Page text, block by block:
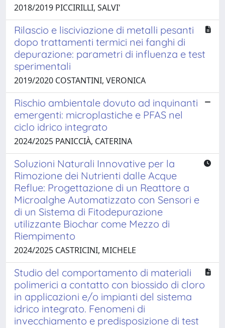
2018/2019 PICCIRILLI, SALVI'
Rilascio e lisciviazione di metalli pesanti
dopo trattamenti termici nei fanghi di
depurazione: parametri di influenza e test
sperimentali
2019/2020 COSTANTINI, VERONICA
Rischio ambientale dovuto ad inquinanti
emergenti: microplastiche e PFAS nel
ciclo idrico integrato
2024/2025 PANICCIÀ, CATERINA
Soluzioni Naturali Innovative per la
Rimozione dei Nutrienti dalle Acque
Reflue: Progettazione di un Reattore a
Microalghe Automatizzato con Sensori e
di un Sistema di Fitodepurazione
utilizzante Biochar come Mezzo di
Riempimento
2024/2025 CASTRICINI, MICHELE
Studio del comportamento di materiali
polimerici a contatto con biossido di cloro
in applicazioni e/o impianti del sistema
idrico integrato. Fenomeni di
invecchiamento e predisposizione di test